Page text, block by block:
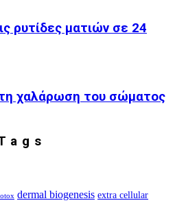
ρυτίδες ματιών σε 24
τη χαλάρωση του σώματος
dermal biogenesis extra cellular